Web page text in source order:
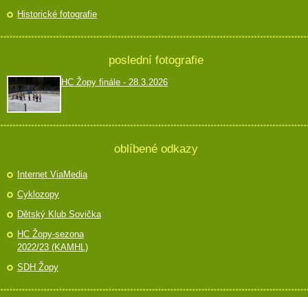
Historické fotografie
poslední fotografie
HC Žopy finále - 28.3.2026
oblíbené odkazy
Internet ViaMedia
Cyklozopy
Dětský Klub Sovička
HC Žopy-sezona
2022/23 (KAMHL)
SDH Žopy